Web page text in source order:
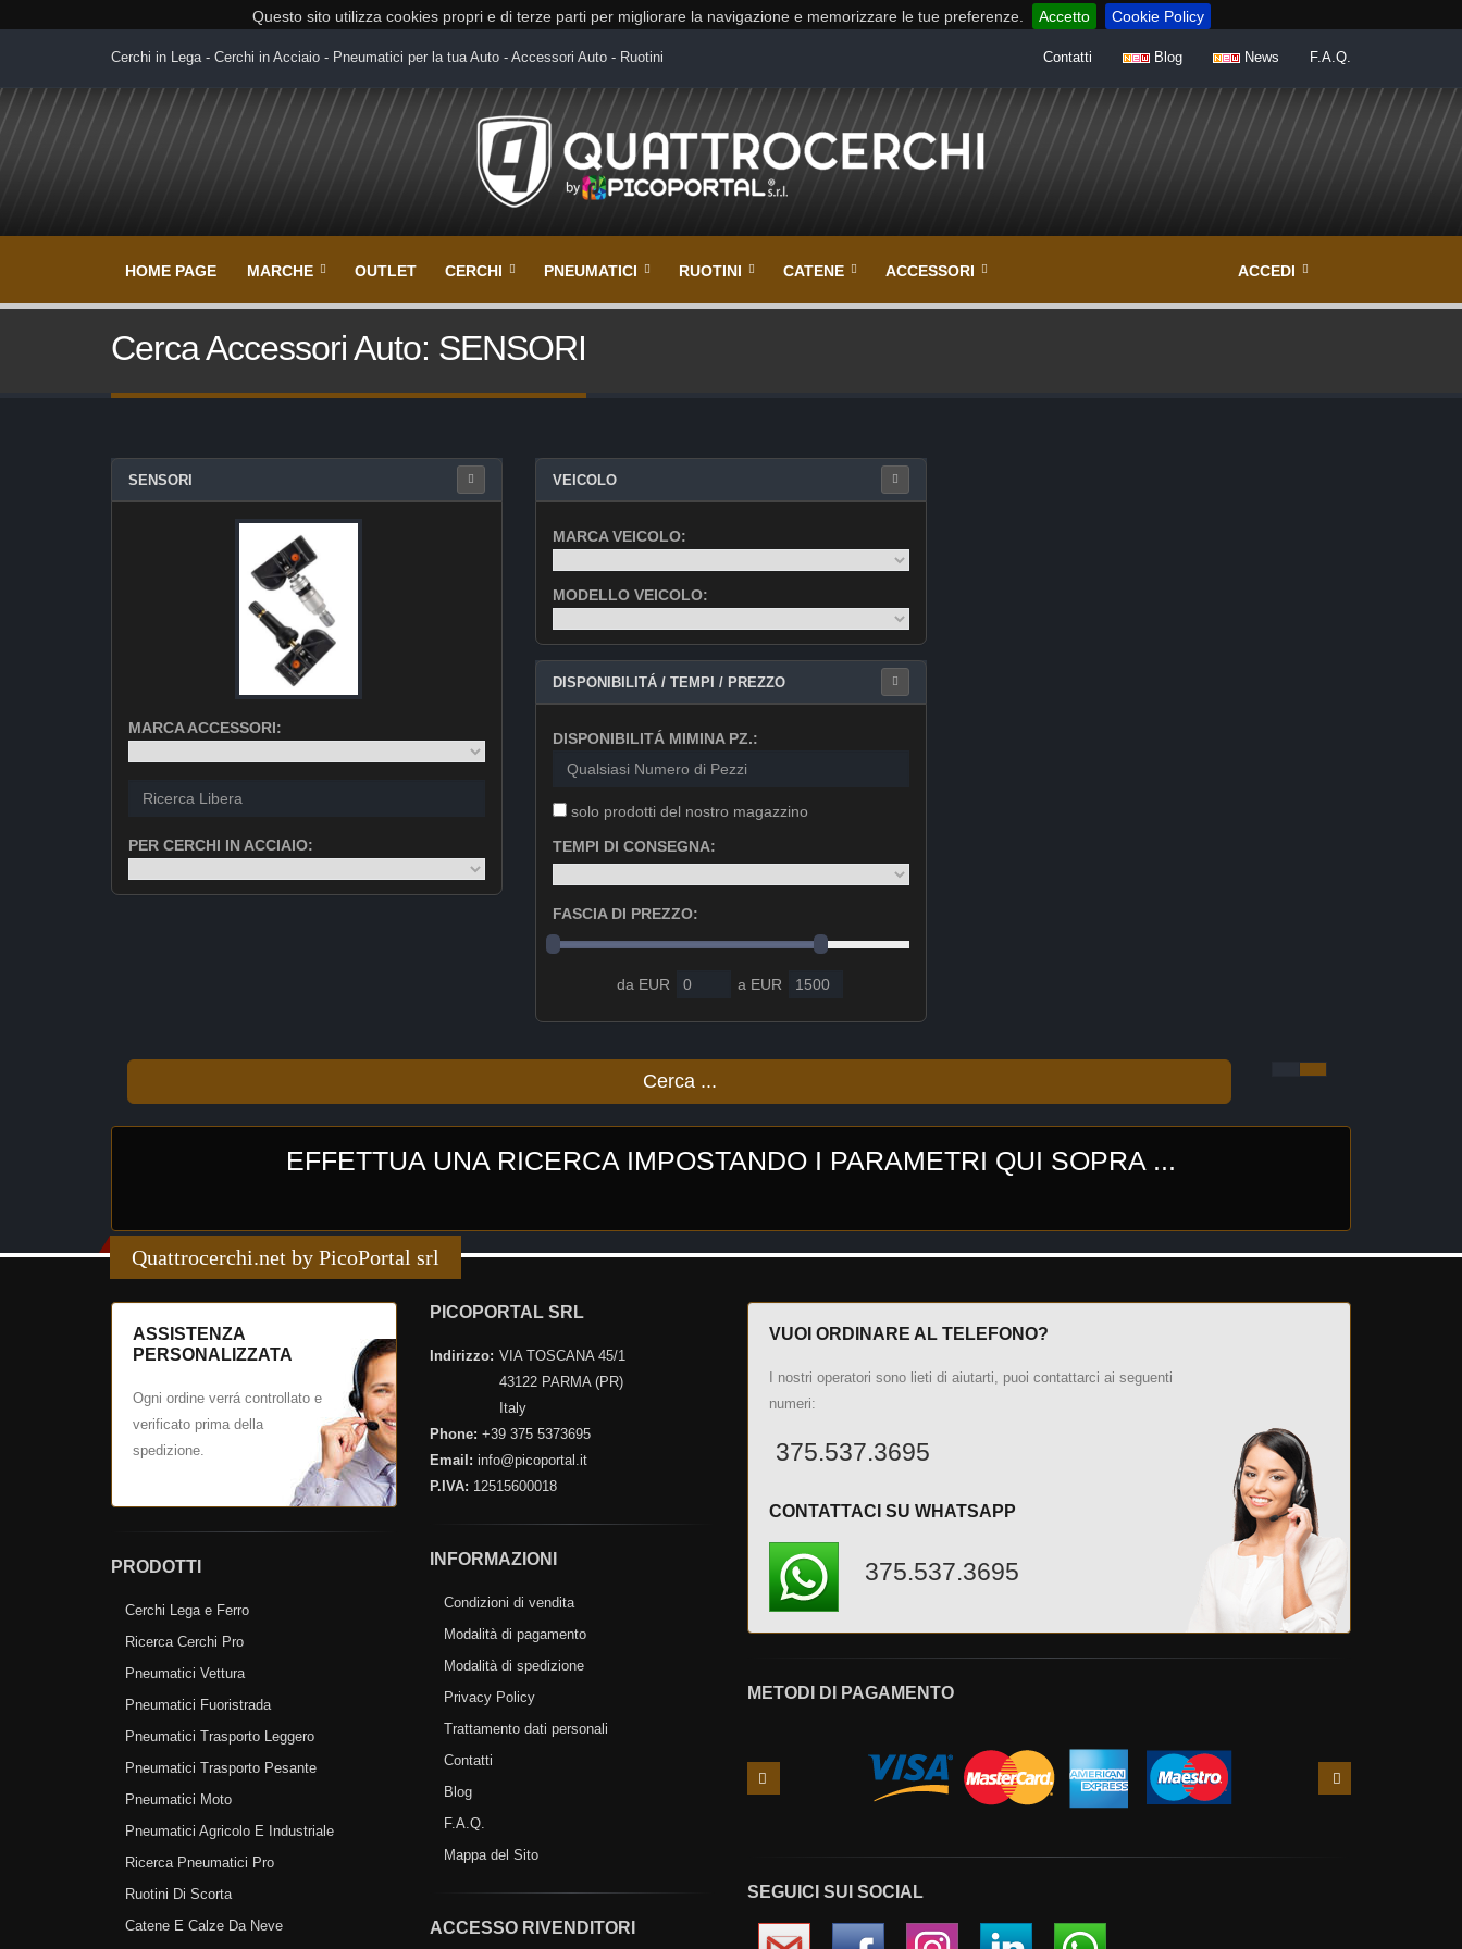
Questo sito utilizza cookies propri e di terze parti per migliorare la navigazione e memorizzare le tue preferenze. Accetto Cookie Policy
Cerchi in Lega - Cerchi in Acciaio - Pneumatici per la tua Auto - Accessori Auto - Ruotini Contatti Blog News F.A.Q.
HOME PAGE MARCHE OUTLET CERCHI PNEUMATICI RUOTINI CATENE ACCESSORI ACCEDI
Cerca Accessori Auto: SENSORI
SENSORI
MARCA ACCESSORI:
PER CERCHI IN ACCIAIO:
VEICOLO
MARCA VEICOLO:
MODELLO VEICOLO:
DISPONIBILITÁ / TEMPI / PREZZO
DISPONIBILITÁ MIMINA PZ.:
solo prodotti del nostro magazzino
TEMPI DI CONSEGNA:
FASCIA DI PREZZO:
da EUR a EUR
Cerca ...
EFFETTUA UNA RICERCA IMPOSTANDO I PARAMETRI QUI SOPRA ...
Quattrocerchi.net by PicoPortal srl
ASSISTENZA
PERSONALIZZATA
Ogni ordine verrá controllato e
verificato prima della
spedizione.
PRODOTTI
Cerchi Lega e Ferro
Ricerca Cerchi Pro
Pneumatici Vettura
Pneumatici Fuoristrada
Pneumatici Trasporto Leggero
Pneumatici Trasporto Pesante
Pneumatici Moto
Pneumatici Agricolo E Industriale
Ricerca Pneumatici Pro
Ruotini Di Scorta
Catene E Calze Da Neve
PICOPORTAL SRL
Indirizzo: VIA TOSCANA 45/1
43122 PARMA (PR)
Italy
Phone: +39 375 5373695
Email: info@picoportal.it
P.IVA: 12515600018
INFORMAZIONI
Condizioni di vendita
Modalità di pagamento
Modalità di spedizione
Privacy Policy
Trattamento dati personali
Contatti
Blog
F.A.Q.
Mappa del Sito
ACCESSO RIVENDITORI
VUOI ORDINARE AL TELEFONO?
I nostri operatori sono lieti di aiutarti, puoi contattarci ai seguenti
numeri:
375.537.3695
CONTATTACI SU WHATSAPP
375.537.3695
METODI DI PAGAMENTO
Slide
SEGUICI SUI SOCIAL